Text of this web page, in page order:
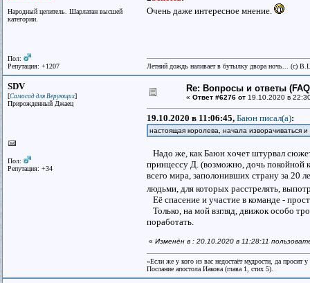
Народный целитель. Шарлатан высшей
категории.
Пол:
Репутация: +1207
Очень даже интересное мнение.
Летний дождь наливает в бутылку двора ночь... (с)
SDV
[Самосад для Верующих]
Прирожденный Джаец
Пол:
Репутация: +34
Re: Вопросы и ответы
« Ответ #6276 от 19.10.2020 в
19.10.2020 в 11:06:45, Баюн писал(a):
настоящая королева, начала изворачиваться
Надо же, как Баюн хочет штурвал
принцессу Д. (возможно, дочь покойной
всего мира, заполонивших страну за 20
людьми, для которых расстрелять,
Её спасение и участие в команде -
Только, на мой взгляд, движок особо
поработать.
« Изменён в : 20.10.2020 в 11:28:11
«Если же у кого из вас недостаёт мудрости, да
Послание апостола Иакова (глава 1, стих 5).